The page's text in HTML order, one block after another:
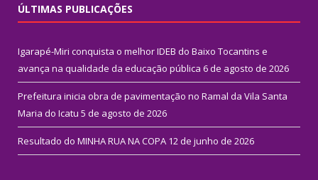
ÚLTIMAS PUBLICAÇÕES
Igarapé-Miri conquista o melhor IDEB do Baixo Tocantins e
avança na qualidade da educação pública 6 de agosto de 2026
Prefeitura inicia obra de pavimentação no Ramal da Vila Santa
Maria do Icatu 5 de agosto de 2026
Resultado do MINHA RUA NA COPA 12 de junho de 2026